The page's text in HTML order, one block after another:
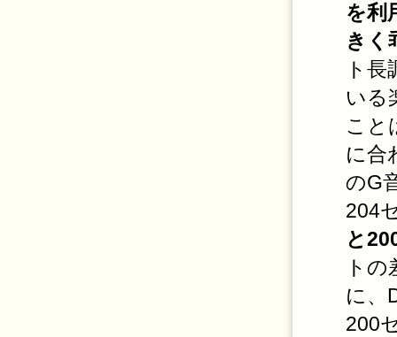
を利
きく
ト
いる
こと
に合
のG
204
と
ト
に、
200